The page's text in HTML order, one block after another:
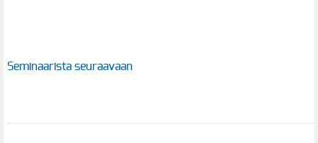
Seminaarista seuraavaan